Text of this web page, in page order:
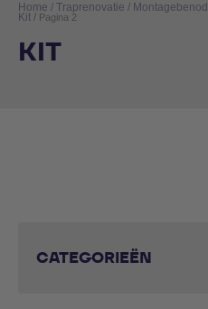
Home / Traprenovatie /
Kit / Pagina 2
KIT
CATEGORIEËN